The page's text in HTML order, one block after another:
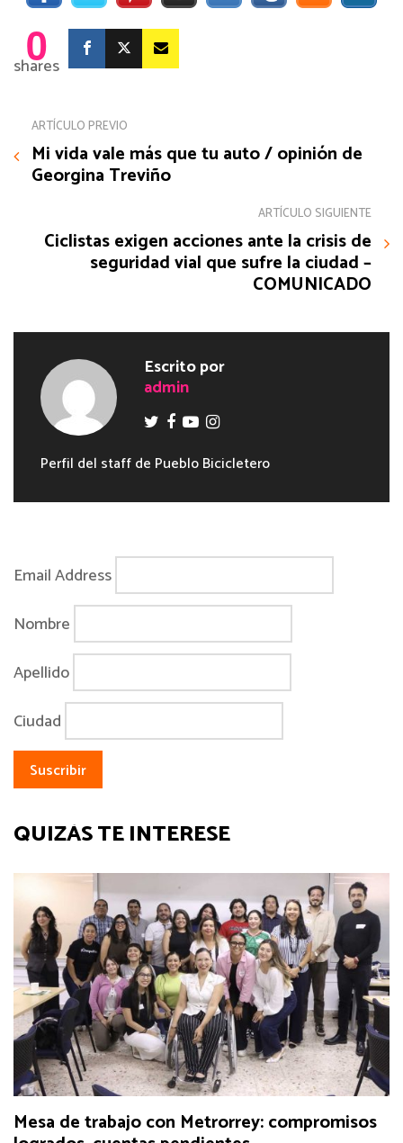
0
shares
ARTÍCULO PREVIO
Mi vida vale más que tu auto / opinión de
Georgina Treviño
ARTÍCULO SIGUIENTE
Ciclistas exigen acciones ante la crisis de
seguridad vial que sufre la ciudad –
COMUNICADO
Escrito por
admin
Perfil del staff de Pueblo Bicicletero
Email Address
Nombre
Apellido
Ciudad
QUIZÁS TE INTERESE
Mesa de trabajo con Metrorrey: compromisos